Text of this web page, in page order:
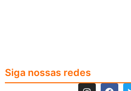
Siga nossas redes